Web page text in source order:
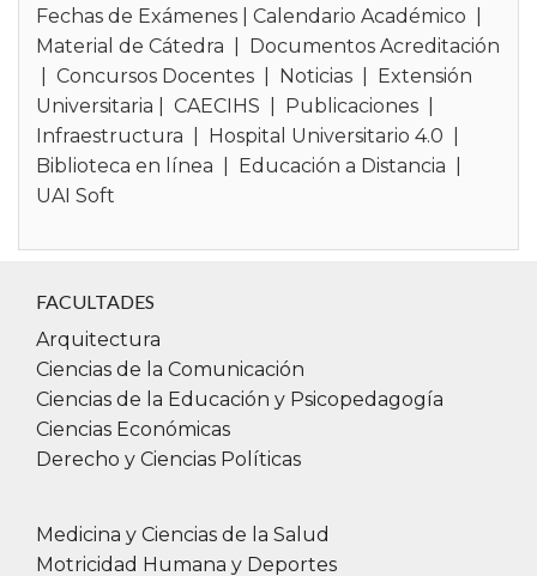
Fechas de Exámenes |Calendario Académico
Material de Cátedra
Documentos Acreditación
|Concursos Docentes Noticias
Extensión
Universitaria |CAECIHS Publicaciones
Infraestructura
Hospital Universitario 4.0
Biblioteca en línea
Educación a Distancia
UAI Soft
FACULTADES
Arquitectura
Ciencias de la Comunicación
Ciencias de la Educación y Psicopedagogía
Ciencias Económicas
Derecho y Ciencias Políticas
Medicina y Ciencias de la Salud
Motricidad Humana y Deportes